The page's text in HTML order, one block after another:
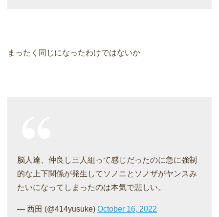
まったく同じになったわけではないか
脳人達、仲良し三人組って感じだったのに急に強制
的な上下関係が発生してソノニとソノザがヤンスみ
たいになってしまったのは本気で悲しい。
— 西田 (@414yusuke) October 16, 2022